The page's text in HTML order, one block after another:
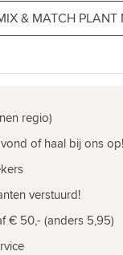
& MATCH PLANT
regio)
of haal bij ons op!
verstuurd!
€ 50,- (anders 5,95)